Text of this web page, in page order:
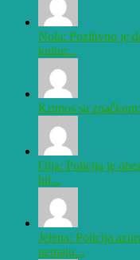
Nola: Pozitivno je
kultur...
Krimos sa
Olja: Policija je
bil...
Jelena: Policija
nemaju...